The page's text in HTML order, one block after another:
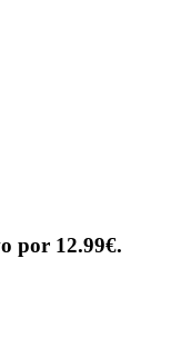
por 12.99€.